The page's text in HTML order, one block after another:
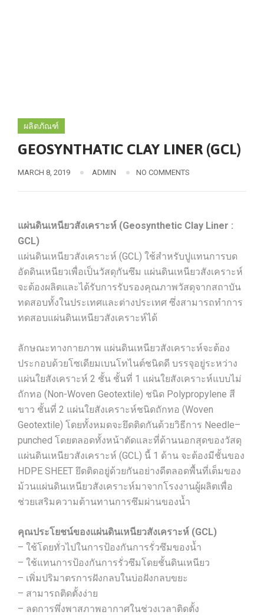
ผลิตภัณฑ์
GEOSYNTHATIC CLAY LINER (GCL)
MARCH 8, 2019 ADMIN NO COMMENTS
แผ่นดินเหนียวสังเคราะห์ (Geosynthetic Clay Liner :
GCL)
แผ่นดินเหนียวสังเคราะห์ (GCL) ใช้สำหรับปูแทนการบด
อัดดินเหนียวเพื่อเป็นวัสดุกันซึม แผ่นดินเหนียวสังเคราะห์
จะต้องผลิตและได้รับการรับรองคุณภาพวัสดุจากสถาบัน
ทดสอบทั้งในประเทศและต่างประเทศ ซึ่งสามารถทำการ
ทดสอบแผ่นดินเหนียวสังเคราะห์ได้
ลักษณะทางกายภาพ แผ่นดินเหนียวสังเคราะห์จะต้อง
ประกอบด้วยโซเดียมเบนโทไนต์ชนิดดี บรรจุอยู่ระหว่าง
แผ่นใยสังเคราะห์ 2 ชั้น ชั้นที่ 1 แผ่นใยสังเคราะห์แบบไม่
ถักทอ (Non-Woven Geotextile) ชนิด Polypropylene สี
ขาว ชั้นที่ 2 แผ่นใยสังเคราะห์ชนิดถักทอ (Woven
Geotextile) โดยทั้งหมดจะยึดติดกันด้วยวิธีการ Needle–
punched โดยตลอดทั้งหน้าตัดและที่ด้านนอกสุดของวัสดุ
แผ่นดินเหนียวสังเคราะห์ (GCL) นี้ 1 ด้าน จะต้องมีชั้นของ
HDPE SHEET ยึดติดอยู่ด้วยกันอย่างดีตลอดพื้นที่เต็มของ
ม้วนแผ่นดินเหนียวสังเคราะห์มาจากโรงงานผู้ผลิตเพื่อ
ช่วยเสริมความต้านทานการซึมผ่านของน้ำ
คุณประโยชน์ของแผ่นดินเหนียวสังเคราะห์ (GCL)
– ใช้โดยทั่วไปในการป้องกันการรั่วซึมของน้ำ
– ใช้แทนการป้องกันการรั่วซึมโดยชั้นดินเหนียว
– เพิ่มปริมาตรการฝังกลบในบ่อฝังกลบขยะ
– สามารถติดตั้งง่าย
– ลดการพึ่งพาสภาพอากาศในช่วงเวลาติดตั้ง